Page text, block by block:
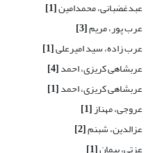
عبدغضبانی، محمدامین[1]
عرب پور، مریم[3]
عرب زاده، سید امیرعلی[1]
عربشاهی کریزی، احمد[4]
عربشاهی کریزی، احمد[1]
عروجی، مهناز[1]
عزالدین، شبنم[2]